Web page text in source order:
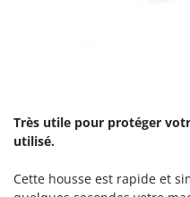
Rato
Reber
Redback
Très utile pour protéger
utilisé.
Cette housse est rapide et